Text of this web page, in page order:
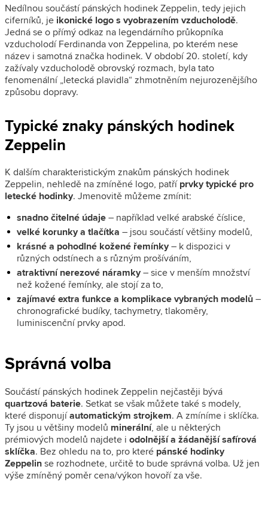
Nedílnou součástí pánských hodinek Zeppelin, tedy jejich
ciferníků, jeikonické logo s vyobrazením vzducholodě.
Jedná se o přímý odkaz na legendárního průkopníka
vzducholodí Ferdinanda von Zeppelina, po kterém nese
název i samotná značka hodinek. V období 20. století, kdy
zažívaly vzducholodě obrovský rozmach, byla tato
fenomenální „letecká plavidla“ zhmotněním nejurozenějšího
způsobu dopravy.
Typické znaky pánských hodinek
Zeppelin
K dalším charakteristickým znakům pánských hodinek
Zeppelin, nehledě na zmíněné logo, patříprvky typické pro
letecké hodinky. Jmenovitě můžeme zmínit:
snadno čitelné údaje– například velké arabské číslice,
velké korunky a tlačítka – jsou součástí většiny modelů,
krásné a pohodlné kožené řemínky– k dispozici v
různých odstínech a s různým prošíváním,
atraktivní nerezové náramky– sice v menším množství
než kožené řemínky, ale stojí za to,
zajímavé extra funkce a komplikace vybraných modelů–
chronografické budíky, tachymetry, tlakoměry,
luminiscenční prvky apod.
Správná volba
Součástí pánských hodinek Zeppelin nejčastěji bývá
quartzová baterie. Setkat se však můžete také s modely,
které disponujíautomatickým strojkem. A zmíníme i sklíčka.
Ty jsou u většiny modelů minerální, ale u některých
prémiových modelů najdete i odolnější a žádanější safírová
sklíčka. Bez ohledu na to, pro které pánské hodinky
Zeppelinse rozhodnete, určitě to bude správná volba. Už jen
výše zmíněný poměr cena/výkon hovoří za vše.